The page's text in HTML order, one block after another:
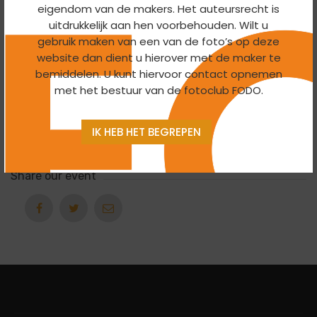
eigendom van de makers. Het auteursrecht is
uitdrukkelijk aan hen voorbehouden. Wilt u
gebruik maken van een van de foto’s op deze
website dan dient u hierover met de maker te
bemiddelen. U kunt hiervoor contact opnemen
met het bestuur van de fotoclub FODO.
IK HEB HET BEGREPEN
19:304 November 2026To 22:004 January 2026
Organizer
Themagroep
Google Calendar
Share our event